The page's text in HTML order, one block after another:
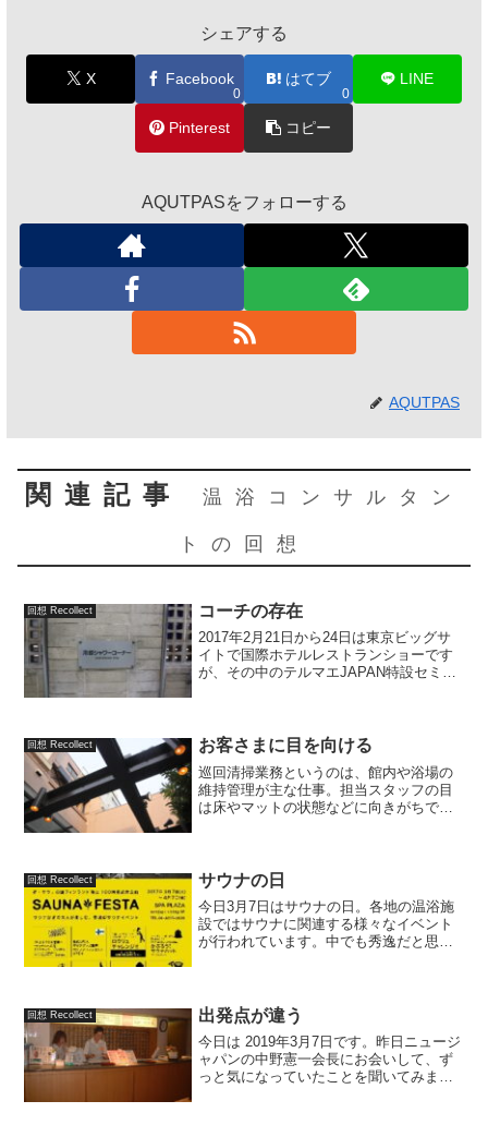
シェアする
X Facebook
0
はてブ
0
LINE
Pinterest コピー
AQUTPASをフォローする
AQUTPAS
関連記事 温浴コンサルタン
トの回想
回想 Recollect コーチの存在
2017年2月21日から24日は東京ビッグサ
イトで国際ホテルレストランショーです
が、その中のテルマエJAPAN特設セミナ
来」。司...
回想 Recollect お客さまに目を向ける
巡回清掃業務というのは、館内や浴場の
維持管理が主な仕事。担当スタッフの目
は床やマットの状態などに向きがちで
の商売ですから、作業に埋没...
回想 Recollect サウナの日
今日3月7日はサウナの日。各地の温浴施
設ではサウナに関連する様々なイベント
が行われています。中でも秀逸だと思っ
く、サウナの魅力への...
回想 Recollect 出発点が違う
今日は 2019年3月7日です。昨日ニュージ
ャパンの中野憲一会長にお会いして、ず
っと気になっていたことを聞いてみまし